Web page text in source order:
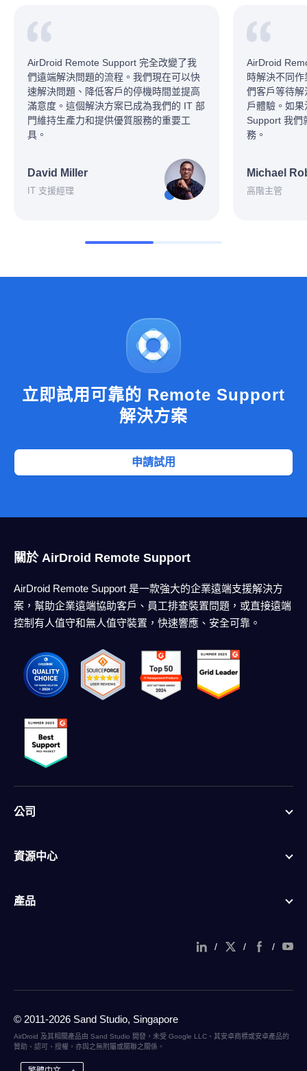
AirDroid Remote Support 完全改變了我
們遠端解決問題的流程。我們現在可以快
速解決問題、降低客戶的停機時間並提高
滿意度。這個解決方案已成為我們的 IT 部
門維持生產力和提供優質服務的重要工
具。
David Miller
IT 支援經理
AirDroid
時解決不同
們客戶等待
戶體驗。如
Support 我們
務。
Michael
高階主管
立即試用可靠的 Remote Support
解決方案
申請試用
關於 AirDroid Remote Support
AirDroid Remote Support 是一款強大的企業遠端支援解決方
案，幫助企業遠端協助客戶、員工排查裝置問題，或直接遠端
控制有人值守和無人值守裝置，快速響應、安全可靠。
公司
資源中心
產品
/ / /
© 2011-2026 Sand Studio, Singapore
AirDroid 及其相關產品由 Sand Studio 開發，未受 Google LLC、其安卓商標或安卓產品的
贊助、認可、授權，亦與之無附屬或關聯之關係。